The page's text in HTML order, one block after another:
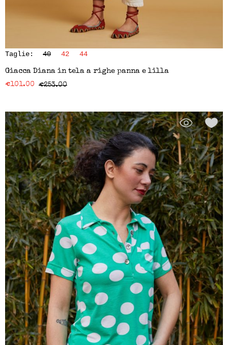
Taglie: 40 42 44
Giacca Diana in tela a righe panna e lilla
€101.00 €253.00